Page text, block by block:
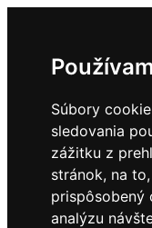
Súbory
sledovania
zážitku z
stránok, na
prispôsobený
analýzu